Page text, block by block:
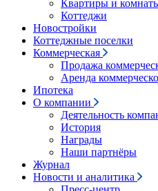
Квартиры и
Коттеджи
Новостройки
Коттеджные поселки
Коммерческая
Продажа
Аренда
Ипотека
О компании
Деятельность
История
Награды
Наши партнёры
Журнал
Новости и аналитика